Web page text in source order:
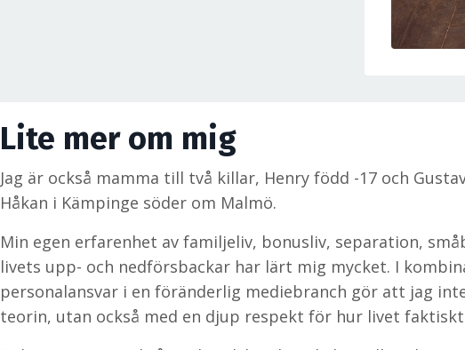
Lite mer om mig
Jag är också mamma till två killar, Henry född -17 och
Håkan i Kämpinge söder om Malmö.
Min egen erfarenhet av familjeliv, bonusliv, separation,
livets upp- och nedförsbackar har lärt mig mycket. I
personalansvar i en föränderlig mediebranch gör att jag
teorin, utan också med en djup respekt för hur livet